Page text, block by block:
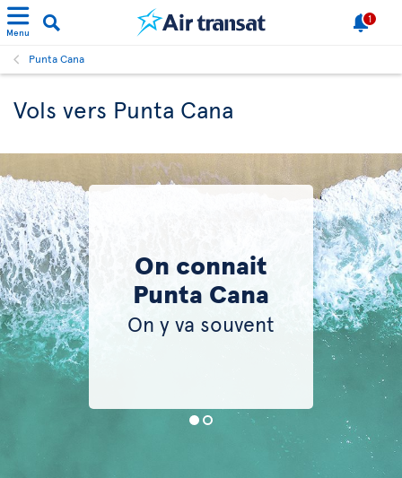
Menu
1
Punta Cana
Vols vers Punta Cana
On connait
Punta Cana
On y va souvent